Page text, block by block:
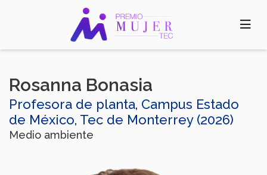
Rosanna Bonasia
Profesora de planta, Campus Estado
de México, Tec de Monterrey (2026)
Medio ambiente